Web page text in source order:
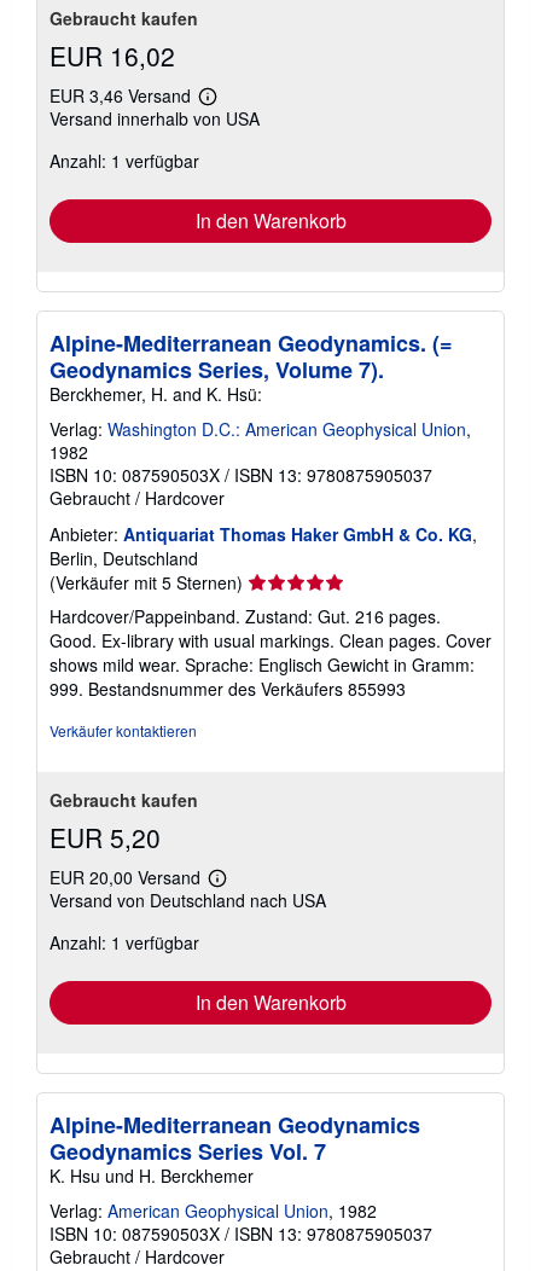
Gebraucht kaufen
EUR 16,02
EUR 3,46 Versand
Weitere
Informationen
Versand innerhalb von USA
Anzahl: 1 verfügbar
In den Warenkorb
Alpine-Mediterranean Geodynamics. (=
Geodynamics Series, Volume 7).
Berckhemer, H. and K. Hsü:
Verlag: Washington D.C.: American Geophysical Union,
1982
ISBN 10: 087590503X / ISBN 13: 9780875905037
Gebraucht / Hardcover
Anbieter: Antiquariat Thomas Haker GmbH & Co. KG,
Berlin, Deutschland
(Verkäufer mit 5 Sternen) Verkäuferbewertung
5
von
5
Sternen
Hardcover/Pappeinband. Zustand: Gut. 216 pages.
Good. Ex-library with usual markings. Clean pages. Cover
shows mild wear. Sprache: Englisch Gewicht in Gramm:
999. Bestandsnummer des Verkäufers 855993
Verkäufer kontaktieren
Gebraucht kaufen
EUR 5,20
EUR 20,00 Versand
Weitere
Informationen
Versand von Deutschland nach USA
Anzahl: 1 verfügbar
In den Warenkorb
Alpine-Mediterranean Geodynamics
Geodynamics Series Vol. 7
K. Hsu und H. Berckhemer
Verlag: American Geophysical Union, 1982
ISBN 10: 087590503X / ISBN 13: 9780875905037
Gebraucht / Hardcover